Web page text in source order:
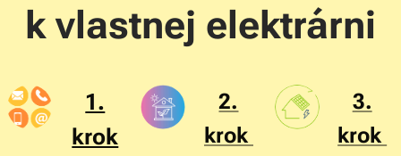
k vlastnej elektrárni
1.
krok
2.
krok
3.
krok